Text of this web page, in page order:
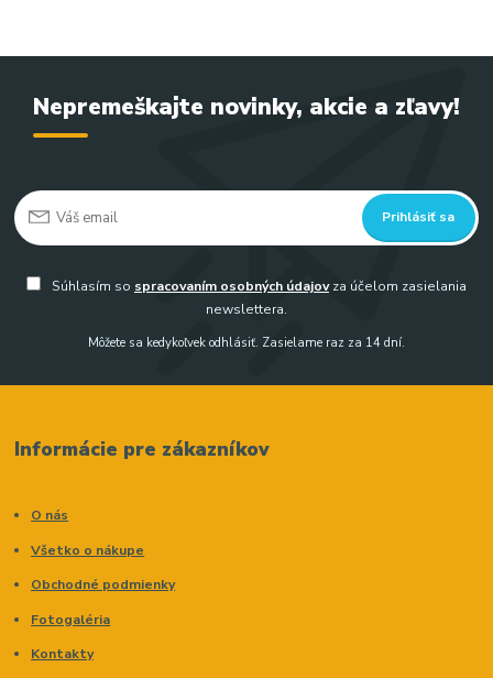
Nepremeškajte novinky, akcie a zľavy!
Prihlásiť sa
Súhlasím so spracovaním osobných údajovza účelom zasielania
newslettera.
Môžete sa kedykoľvek odhlásiť. Zasielame raz za 14 dní.
Informácie pre zákazníkov
O nás
Všetko o nákupe
Obchodné podmienky
Fotogaléria
Kontakty